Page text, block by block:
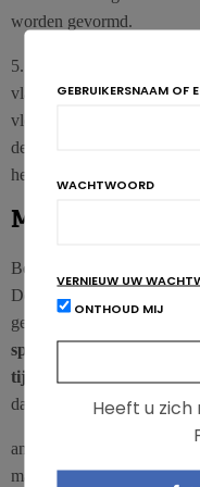
worden gevormd.
5.
vlammen en rookgassen
vlees, de vorming van
de kolen te bedekken met
het vlees te verwijderen.
Moet je vlees
Bepaalde onderzoeken
De marinade moet echter
gebeuren.
Sommige
specerijen, zouden de
tijdens het barbecueën
daarbij een rol spelen
antioxidanten zijn, en dan
marinades zijn een andere
GEBRUIKERSNAAM OF
WACHTWOORD
VERNIEUW UW
ONTHOUD MIJ
Heeft u